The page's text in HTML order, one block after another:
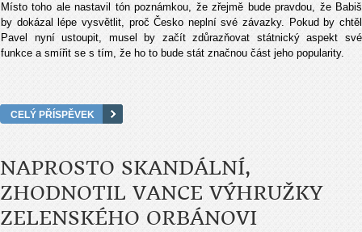
Místo toho ale nastavil tón poznámkou, že zřejmě bude pravdou, že Babiš
by dokázal lépe vysvětlit, proč Česko neplní své závazky. Pokud by chtěl
Pavel nyní ustoupit, musel by začít zdůrazňovat státnický aspekt své
funkce a smířit se s tím, že ho to bude stát značnou část jeho popularity.
CELÝ PŘÍSPĚVEK
NAPROSTO SKANDÁLNÍ,
ZHODNOTIL VANCE VÝHRUŽKY
ZELENSKÉHO ORBÁNOVI